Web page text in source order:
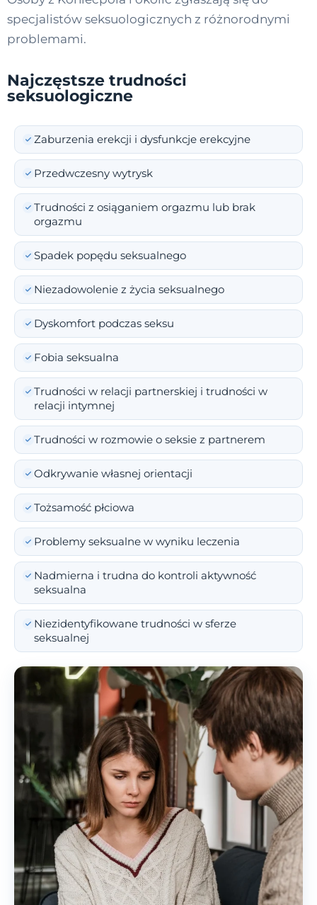
specjalistów seksuologicznych z różnorodnymi
problemami.
Najczęstsze trudności
seksuologiczne
Zaburzenia erekcji i dysfunkcje erekcyjne
Przedwczesny wytrysk
Trudności z osiąganiem orgazmu lub brak
orgazmu
Spadek popędu seksualnego
Niezadowolenie z życia seksualnego
Dyskomfort podczas seksu
Fobia seksualna
Trudności w relacji partnerskiej i trudności w
relacji intymnej
Trudności w rozmowie o seksie z partnerem
Odkrywanie własnej orientacji
Tożsamość płciowa
Problemy seksualne w wyniku leczenia
Nadmierna i trudna do kontroli aktywność
seksualna
Niezidentyfikowane trudności w sferze
seksualnej